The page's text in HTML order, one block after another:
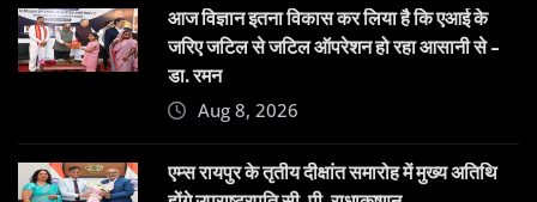
आज विज्ञान इतना विकास कर लिया है कि एआई के
जरिए जटिल से जटिल ऑपरेशन हो रहा आसानी से –
डा. रमन
Aug 8, 2026
एम्स रायपुर के तृतीय दीक्षांत समारोह में मुख्य अतिथि